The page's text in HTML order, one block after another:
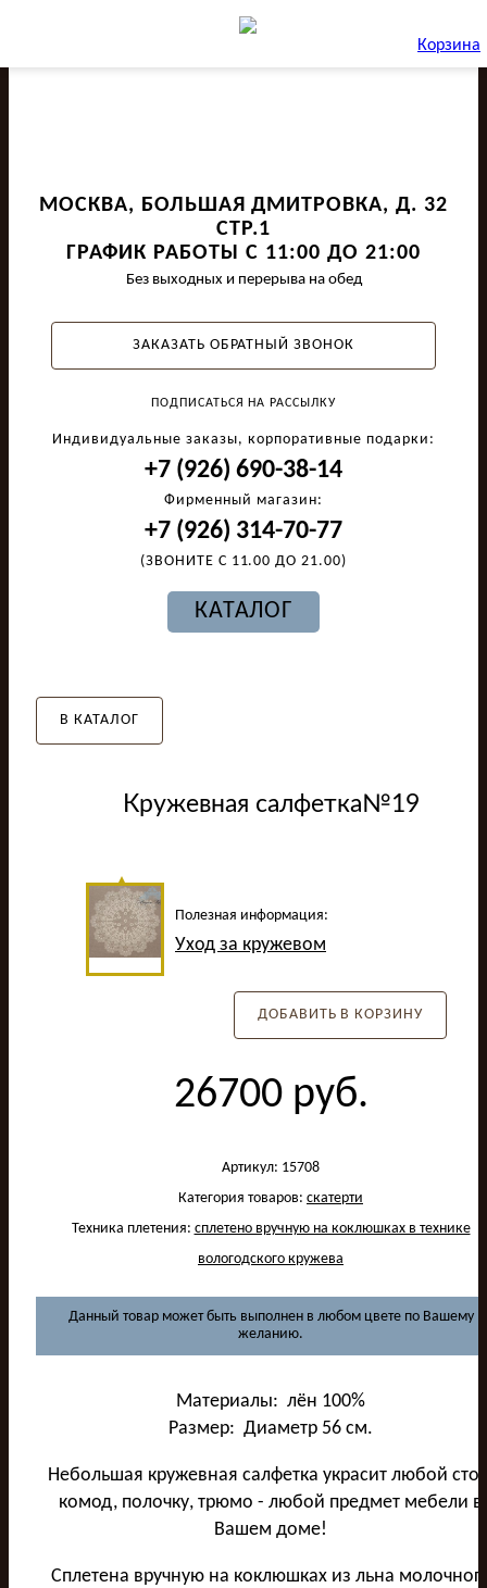
МОСКВА, БОЛЬШАЯ ДМИТРОВКА, Д. 32
СТР.1
ГРАФИК РАБОТЫ С 11:00 ДО 21:00
Без выходных и перерыва на обед
ЗАКАЗАТЬ ОБРАТНЫЙ ЗВОНОК
ПОДПИСАТЬСЯ НА РАССЫЛКУ
Индивидуальные заказы, корпоративные подарки:
+7 (926) 690-38-14
Фирменный магазин:
+7 (926) 314-70-77
(ЗВОНИТЕ С 11.00 ДО 21.00)
КАТАЛОГ
Корзина
В КАТАЛОГ
Кружевная салфетка№19
Полезная информация:
Уход за кружевом
ДОБАВИТЬ В КОРЗИНУ
26700руб.
Артикул: 15708
Категория товаров: скатерти
Техника плетения: сплетено вручную на коклюшках в технике
вологодского кружева
Данный товар может быть выполнен в любом цвете по Вашему
желанию.
Материалы: лён 100%
Размер: Диаметр 56 см.
Небольшая кружевная салфетка украсит любой
комод, полочку, трюмо - любой предмет мебели в
Вашем доме!
Сплетена вручную на коклюшках из льна